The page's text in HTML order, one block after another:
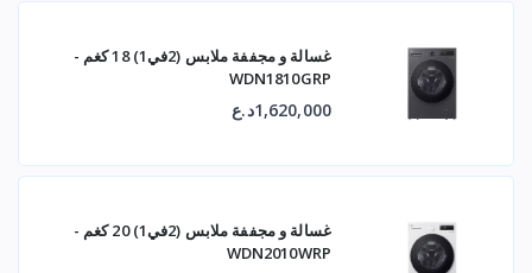
غسالة و مجففة ملابس (2في1) 18 كغم -
WDN1810GRP
1,620,000د.ع
غسالة و مجففة ملابس (2في1) 20 كغم -
WDN2010WRP